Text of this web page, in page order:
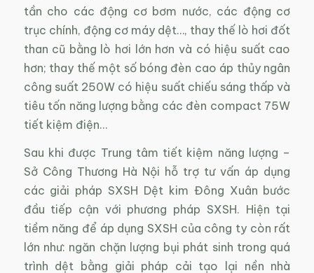
tần cho các động cơ bơm nước, các động cơ
trục chính, động cơ máy dệt…, thay thế lò hơi đốt
than cũ bằng lò hơi lớn hơn và có hiệu suất cao
hơn; thay thế một số bóng đèn cao áp thủy ngân
công suất 250W có hiệu suất chiếu sáng thấp và
tiêu tốn năng lượng bằng các đèn compact 75W
tiết kiệm điện…
Sau khi được Trung tâm tiết kiệm năng lượng –
Sở Công Thương Hà Nội hỗ trợ tư vấn áp dụng
các giải pháp SXSH Dệt kim Đông Xuân bước
đầu tiếp cận với phương pháp SXSH. Hiện tại
tiềm năng để áp dụng SXSH của công ty còn rất
lớn như: ngăn chặn lượng bụi phát sinh trong quá
trình dệt bằng giải pháp cải tạo lại nền nhà